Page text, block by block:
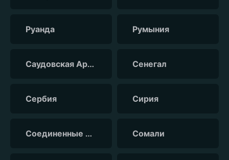
Руанда Румыния
Саудовская Аравия Сенегал
Сербия Сирия
Соединенные Штаты Америки Сомали